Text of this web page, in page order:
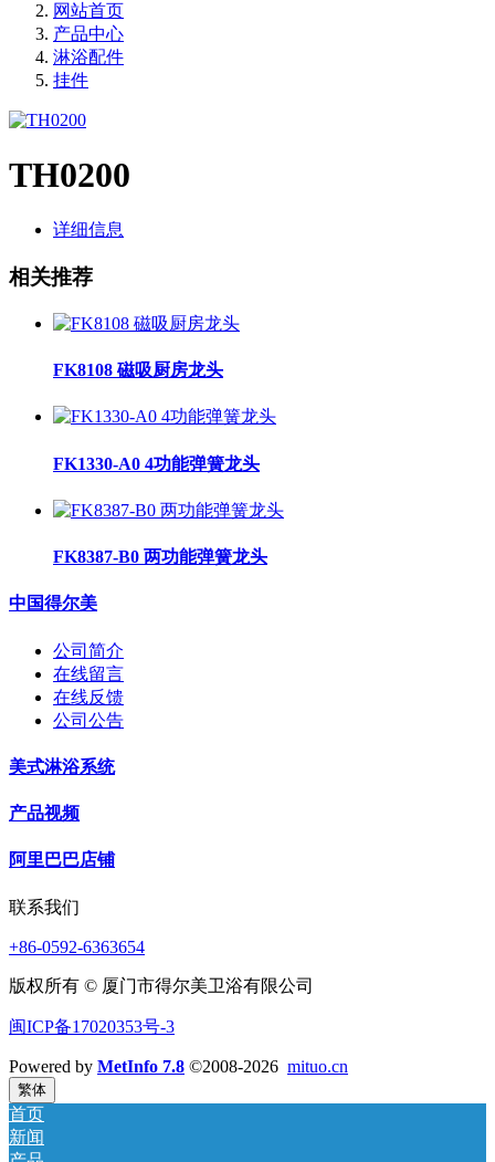
网站首页
产品中心
淋浴配件
挂件
TH0200
详细信息
相关推荐
FK8108 磁吸厨房龙头
FK1330-A0 4功能弹簧龙头
FK8387-B0 两功能弹簧龙头
中国得尔美
公司简介
在线留言
在线反馈
公司公告
美式淋浴系统
产品视频
阿里巴巴店铺
联系我们
+86-0592-6363654
版权所有 © 厦门市得尔美卫浴有限公司
闽ICP备17020353号-3
Powered by MetInfo 7.8 ©2008-2026 mituo.cn
繁体
首页
新闻